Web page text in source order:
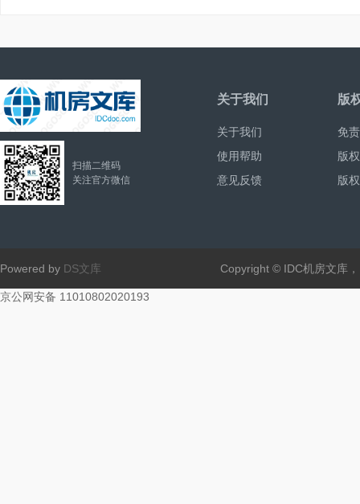
扫描二维码
关注官方微信
关于我们
关于我们
使用帮助
意见反馈
版
免
版
版
Powered by DS文库 Copyright © IDC机房文库
京公网安备 11010802020193